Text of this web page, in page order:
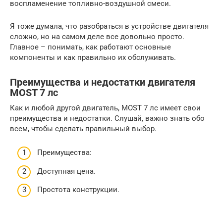
воспламенение топливно-воздушной смеси.
Я тоже думала, что разобраться в устройстве двигателя
сложно, но на самом деле все довольно просто.
Главное – понимать, как работают основные
компоненты и как правильно их обслуживать.
Преимущества и недостатки двигателя
MOST 7 лс
Как и любой другой двигатель, MOST 7 лс имеет свои
преимущества и недостатки. Слушай, важно знать обо
всем, чтобы сделать правильный выбор.
Преимущества:
Доступная цена.
Простота конструкции.